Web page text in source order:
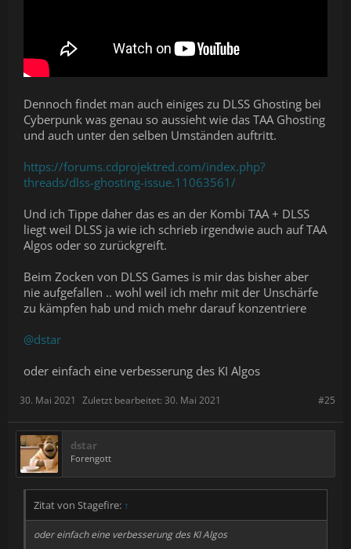
Dennoch findet man auch einiges zu DLSS Ghosting bei
Cyberpunk was genau so aussieht wie das TAA Ghosting
und auch unter den selben Umständen auftritt.
https://forums.cdprojektred.com/index.php?
threads/dlss-ghosting-issue.11063561/
Und ich Tippe daher das es an der Kombi TAA + DLSS
liegt weil DLSS ja wie ich schrieb irgendwie auch auf TAA
Algos oder so zurückgreift.
Beim Zocken von DLSS Games is mir das bisher aber
nie aufgefallen .. wohl weil ich mehr mit der Unschärfe
zu kämpfen hab und mich mehr darauf konzentriere
@dstar
oder einfach eine verbesserung des KI Algos
#25
30. Mai 2021 Zuletzt bearbeitet: 30. Mai 2021
dstar
Forengott
Zitat von Stagefire: ↑
oder einfach eine verbesserung des KI Algos